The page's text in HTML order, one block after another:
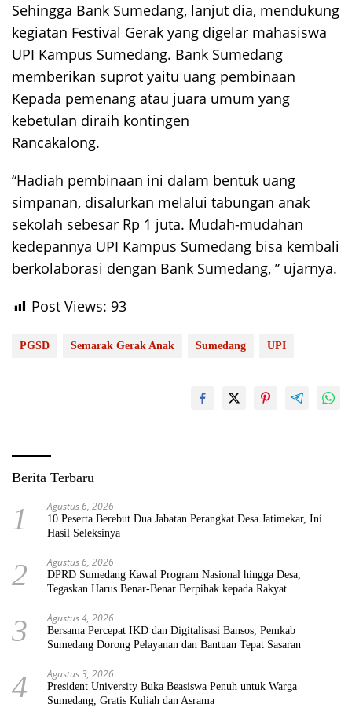
Sehingga Bank Sumedang, lanjut dia, mendukung
kegiatan Festival Gerak yang digelar mahasiswa
UPI Kampus Sumedang. Bank Sumedang
memberikan suprot yaitu uang pembinaan
Kepada pemenang atau juara umum yang
kebetulan diraih kontingen
Rancakalong.
“Hadiah pembinaan ini dalam bentuk uang
simpanan, disalurkan melalui tabungan anak
sekolah sebesar Rp 1 juta. Mudah-mudahan
kedepannya UPI Kampus Sumedang bisa kembali
berkolaborasi dengan Bank Sumedang, ” ujarnya.
Post Views: 93
PGSD Semarak Gerak Anak Sumedang UPI
Berita Terbaru
1 Agustus 6, 2026
10 Peserta Berebut Dua Jabatan Perangkat Desa Jatimekar, Ini
Hasil Seleksinya
2 Agustus 6, 2026
DPRD Sumedang Kawal Program Nasional hingga Desa,
Tegaskan Harus Benar-Benar Berpihak kepada Rakyat
3 Agustus 4, 2026
Bersama Percepat IKD dan Digitalisasi Bansos, Pemkab
Sumedang Dorong Pelayanan dan Bantuan Tepat Sasaran
4 Agustus 3, 2026
President University Buka Beasiswa Penuh untuk Warga
Sumedang, Gratis Kuliah dan Asrama